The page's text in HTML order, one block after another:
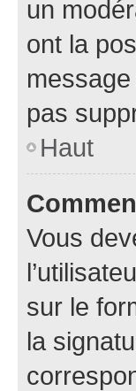
un
ont la
pas
Haut
Vous
sur le
la